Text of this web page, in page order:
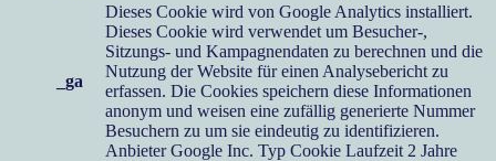
_ga
Dieses Cookie wird von Google Analytics installiert.
Dieses Cookie wird verwendet um Besucher-,
Sitzungs- und Kampagnendaten zu berechnen und die
Nutzung der Website für einen Analysebericht zu
erfassen. Die Cookies speichern diese Informationen
anonym und weisen eine zufällig generierte Nummer
Besuchern zu um sie eindeutig zu identifizieren.
Anbieter Google Inc. Typ Cookie Laufzeit 2 Jahre